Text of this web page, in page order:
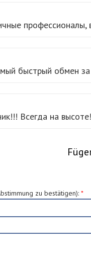
профессионалы,
быстрый обмен за
Всегда на
zu bestätigen): *